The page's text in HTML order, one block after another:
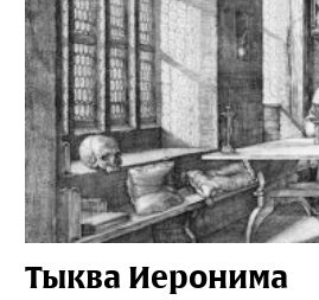
Тыква Иеронима